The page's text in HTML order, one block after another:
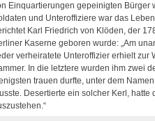
Einquartierungen gepeinigten Bürger
und Unteroffiziere war das
Karl Friedrich von Klöden, der
Kaserne geboren wurde: „Am
verheiratete Unteroffizier erhielt zur
In die letztere wurden ihm zwei
trauen durfte, unter dem
Desertierte ein solcher Kerl,